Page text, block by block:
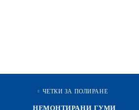
ЧЕТКИ ЗА ПОЛИРАНЕ
НЕМОНТИРАНИ ГУМИ